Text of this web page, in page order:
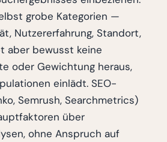
grobe Kategorien —
Nutzererfahrung, Standort,
aber bewusst keine
oder Gewichtung heraus,
einlädt. SEO-
Semrush, Searchmetrics)
über
ohne Anspruch auf